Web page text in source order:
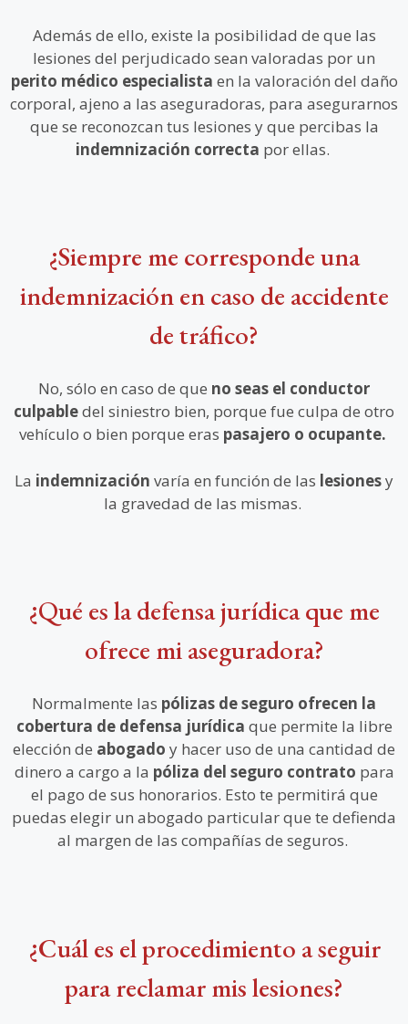
Además de ello, existe la posibilidad de que las
lesiones del perjudicado sean valoradas por un
perito médico especialista en la valoración del daño
corporal, ajeno a las aseguradoras, para asegurarnos
que se reconozcan tus lesiones y que percibas la
indemnización correcta por ellas.
¿Siempre me corresponde una
indemnización en caso de accidente
de tráfico?
No, sólo en caso de que no seas el conductor
culpabledel siniestro bien, porque fue culpa de otro
vehículo o bien porque eras pasajero o ocupante.
La indemnización varía en función de las lesionesy
la gravedad de las mismas.
¿Qué es la defensa jurídica que me
ofrece mi aseguradora?
Normalmente las pólizas de seguro ofrecen la
cobertura de defensa jurídica que permite la libre
elección de abogado y hacer uso de una cantidad de
dinero a cargo a la póliza del seguro contrato para
el pago de sus honorarios. Esto te permitirá que
puedas elegir un abogado particular que te defienda
al margen de las compañías de seguros.
¿Cuál es el procedimiento a seguir
para reclamar mis lesiones?